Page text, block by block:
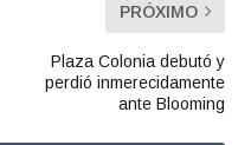
PRÓXIMO
Plaza Colonia debutó y
perdió inmerecidamente
ante Blooming